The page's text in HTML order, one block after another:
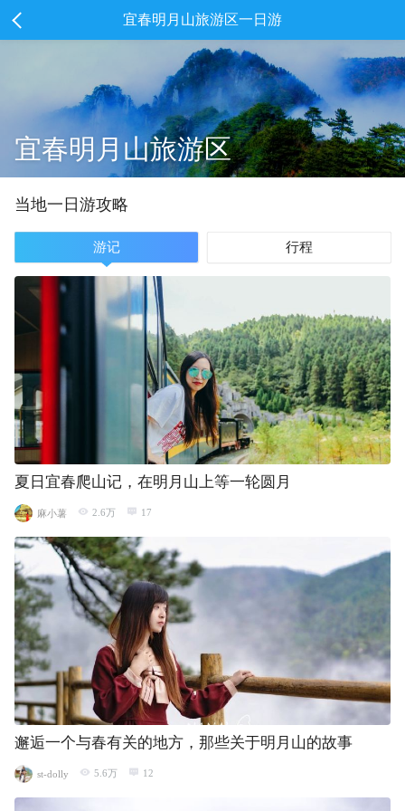
宜春明月山旅游区一日游
宜春明月山旅游区
当地一 日游攻略
游记 行程
夏日宜春爬山记，在明月山上等一轮圆月
麻小薯 2.6万 17
邂逅一个与春有关的地方，那些关于明月山的故事
st-dolly 5.6万 12